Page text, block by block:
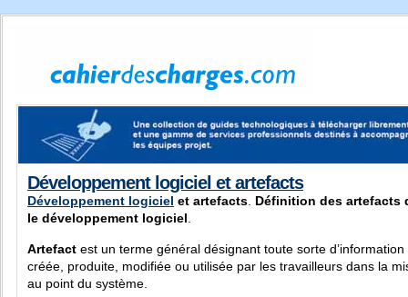
Développement logiciel et artefacts
Développement logiciel et artefacts Définition des artefacts
le développement logiciel
Artefact est un terme général désignant toute sorte d’information
créée, produite, modifiée ou utilisée par les travailleurs dans la
au point du système.